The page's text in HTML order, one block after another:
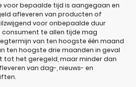
voor bepaalde tijd is aangegaan en
afleveren van producten of
voor onbepaalde duur
consument te allen tijde mag
van ten hoogste één maand
ten hoogste drie maanden in geval
tot het geregeld, maar minder dan
van dag-, nieuws- en